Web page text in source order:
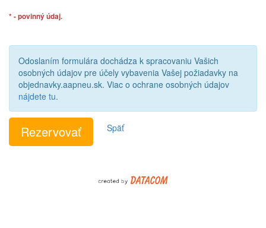
* - povinný údaj.
Odoslaním formulára dochádza k spracovaniu Vašich
osobných údajov pre účely vybavenia Vašej požiadavky na
objednavky.aapneu.sk. Viac o ochrane osobných údajov
nájdete tu.
Späť